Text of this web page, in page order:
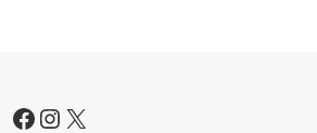
Facebook
Instagram
X